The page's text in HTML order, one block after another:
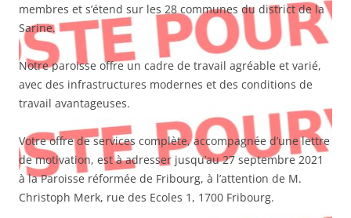
membres et s’étend sur les 28 communes du district de la
Sarine.
Notre paroisse offre un cadre de travail agréable et varié,
avec des infrastructures modernes et des conditions de
travail avantageuses.
Votre offre de services complète, accompagnée d’une lettre
de motivation, est à adresser jusqu’au 27 septembre 2021
à la Paroisse réformée de Fribourg, à l’attention de M.
Christoph Merk, rue des Ecoles 1, 1700 Fribourg.